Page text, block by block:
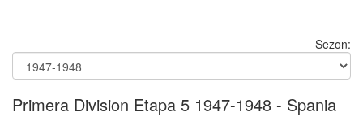
Sezon:
Primera Division Etapa 5 1947-1948 - Spania